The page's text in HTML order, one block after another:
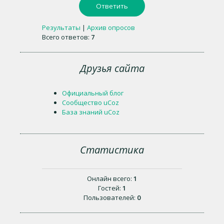
Результаты | Архив опросов
Всего ответов: 7
Друзья сайта
Официальный блог
Сообщество uCoz
База знаний uCoz
Статистика
Онлайн всего: 1
Гостей: 1
Пользователей: 0